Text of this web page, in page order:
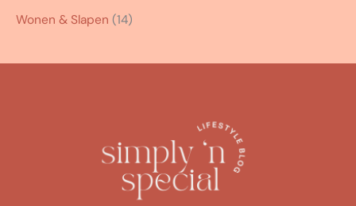
Wonen & Slapen (14)